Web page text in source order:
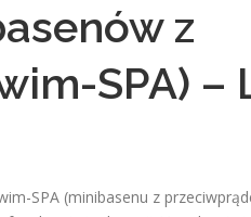
z
SPA) –
SPA (minibasenu z